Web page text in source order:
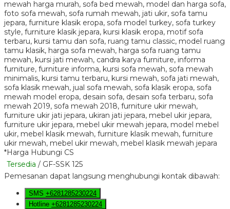
*Harga Hubungi CS
Tersedia / GF-SSK 125
Pemesanan dapat langsung menghubungi kontak dibawah:
SMS +6281285230224
Hotline +6281285230224